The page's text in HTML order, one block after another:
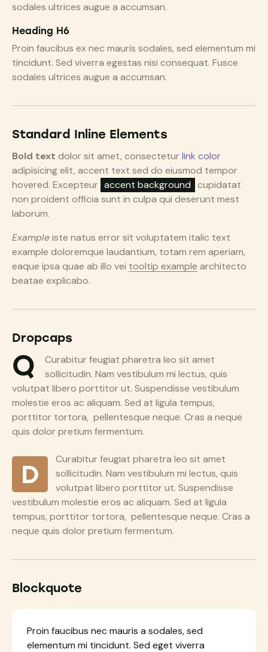
sodales ultrices augue a accumsan.
Heading H6
Proin faucibus ex nec mauris sodales, sed elementum mi
tincidunt. Sed viverra egestas nisi consequat. Fusce
sodales ultrices augue a accumsan.
Standard Inline Elements
Bold text dolor sit amet, consecteturlink color
adipisicing elit, accent text sed do eiusmod tempor
hovered. Excepteur accent background cupidatat
non proident officia sunt in culpa qui deserunt mest
laborum.
Exampleiste natus error sit voluptatem italic text
example doloremque laudantium, totam rem aperiam,
eaque ipsa quae ab illo vei tooltip example architecto
beatae explicabo.
Dropcaps
Q
Curabitur feugiat pharetra leo sit amet
sollicitudin. Nam vestibulum mi lectus, quis
volutpat libero porttitor ut. Suspendisse vestibulum
molestie eros ac aliquam. Sed at ligula tempus,
porttitor tortora, pellentesque neque. Cras a neque
quis dolor pretium fermentum.
D
Curabitur feugiat pharetra leo sit amet
sollicitudin. Nam vestibulum mi lectus, quis
volutpat libero porttitor ut. Suspendisse
vestibulum molestie eros ac aliquam. Sed at ligula
tempus, porttitor tortora, pellentesque neque. Cras a
neque quis dolor pretium fermentum.
Blockquote
Proin faucibus nec mauris a sodales, sed
elementum mi tincidunt. Sed eget viverra